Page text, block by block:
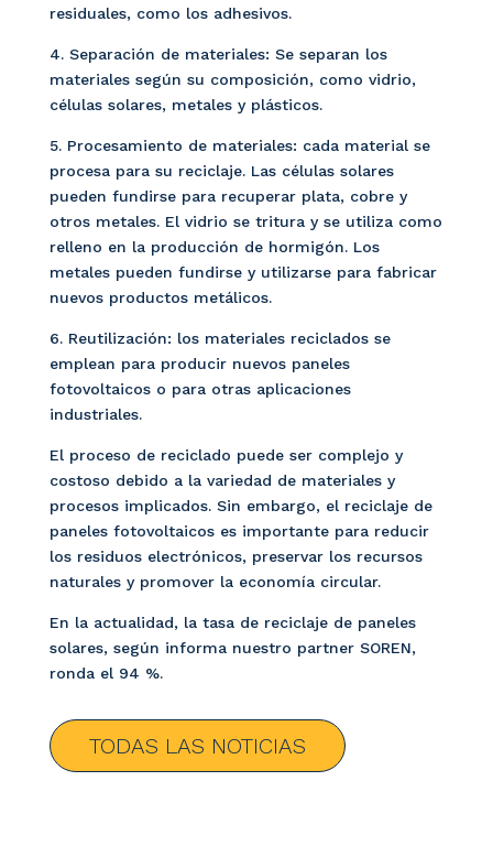
residuales, como los adhesivos.
4. Separación de materiales: Se separan los
materiales según su composición, como vidrio,
células solares, metales y plásticos.
5. Procesamiento de materiales: cada material se
procesa para su reciclaje. Las células solares
pueden fundirse para recuperar plata, cobre y
otros metales. El vidrio se tritura y se utiliza como
relleno en la producción de hormigón. Los
metales pueden fundirse y utilizarse para fabricar
nuevos productos metálicos.
6. Reutilización: los materiales reciclados se
emplean para producir nuevos paneles
fotovoltaicos o para otras aplicaciones
industriales.
El proceso de reciclado puede ser complejo y
costoso debido a la variedad de materiales y
procesos implicados. Sin embargo, el reciclaje de
paneles fotovoltaicos es importante para reducir
los residuos electrónicos, preservar los recursos
naturales y promover la economía circular.
En la actualidad, la tasa de reciclaje de paneles
solares, según informa nuestro partner SOREN,
ronda el 94 %.
TODAS LAS NOTICIAS